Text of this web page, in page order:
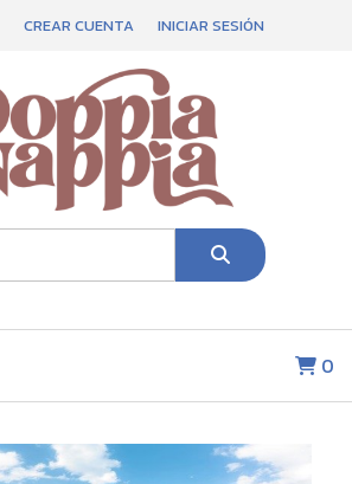
CREAR CUENTA INICIAR SESIÓN
0